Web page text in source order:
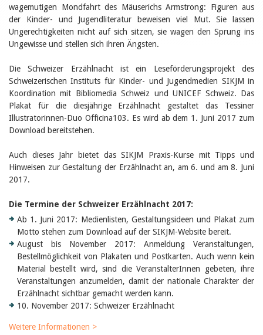
Zielpublikum Kinder und
Jugendliche
Einmalige Beiträge
Bibliotheksangebote
Bibliosuisse
Unterstützungsbeiträge
Schweizer Literatur
Alle Tags
Autoren
Julie Greub
Ursula Strahm
Sandra Dettwyler
Sibylle Birrer
Felicitas Isler
Andrea Grichting
Therese von Weissenfluh
Nicole Rothen
Manuela Nyffeler-Lanker
Alle Autoren
Archiv
Juli 2026
Juni 2026
Dezember 2025
wagemutigen Mondfahrt des Mäuserichs Armstrong: Figuren aus
der Kinder- und Jugendliteratur beweisen viel Mut. Sie lassen
Ungerechtigkeiten nicht auf sich sitzen, sie wagen den Sprung ins
Ungewisse und stellen sich ihren Ängsten.
Die Schweizer Erzählnacht ist ein Leseförderungsprojekt des
Schweizerischen Instituts für Kinder- und Jugendmedien SIKJM in
Koordination mit Bibliomedia Schweiz und UNICEF Schweiz. Das
Plakat für die diesjährige Erzählnacht gestaltet das Tessiner
Illustratorinnen-Duo Officina103. Es wird ab dem 1. Juni 2017 zum
Download bereitstehen.
Auch dieses Jahr bietet das SIKJM Praxis-Kurse mit Tipps und
Hinweisen zur Gestaltung der Erzählnacht an, am 6. und am 8. Juni
2017.
Die Termine der Schweizer Erzählnacht 2017:
Ab 1. Juni 2017: Medienlisten, Gestaltungsideen und Plakat zum
Motto stehen zum Download auf der SIKJM-Website bereit.
August bis November 2017: Anmeldung Veranstaltungen,
Bestellmöglichkeit von Plakaten und Postkarten. Auch wenn kein
Material bestellt wird, sind die VeranstalterInnen gebeten, ihre
Veranstaltungen anzumelden, damit der nationale Charakter der
Erzählnacht sichtbar gemacht werden kann.
10. November 2017: Schweizer Erzählnacht
Weitere Informationen >